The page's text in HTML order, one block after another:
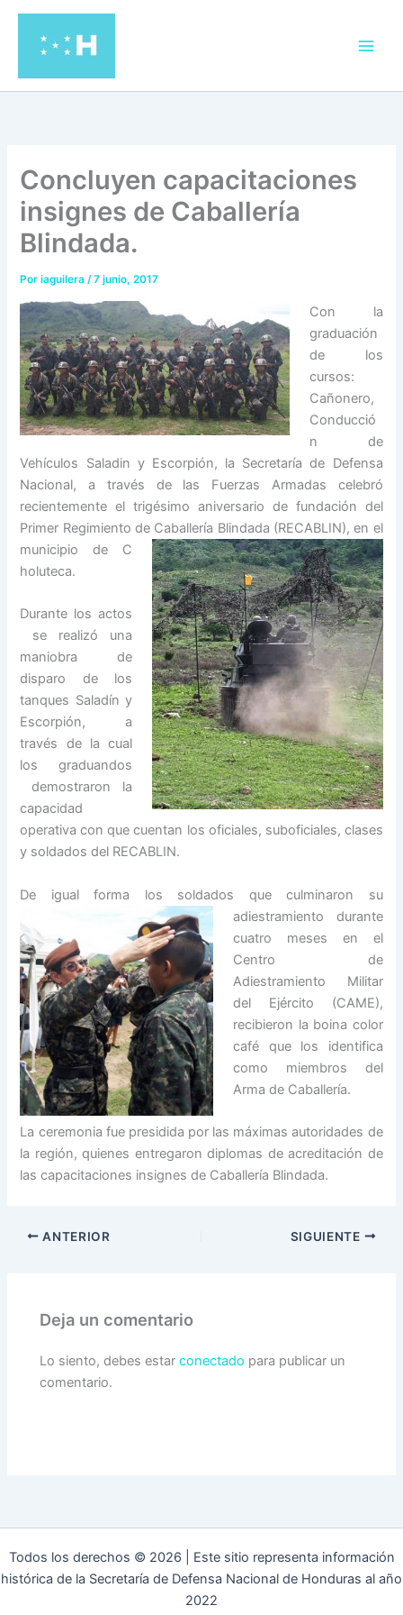
contenido
Concluyen capacitaciones
insignes de Caballería
Blindada.
Poriaguilera/7 junio, 2017
Con la
graduación
de los
cursos:
Cañonero,
Conducció
n de
Vehículos Saladin y Escorpión, la Secretaría de Defensa
Nacional, a través de las Fuerzas Armadas celebró
recientemente el trigésimo aniversario de fundación del
Primer Regimiento de Caballería Blindada (RECABLIN), en el
municipio de C
holuteca.
Durante los actos
se realizó una
maniobra de
disparo de los
tanques Saladín y
Escorpión, a
través de la cual
los graduandos
demostraron la
capacidad
operativa con que cuentan los oficiales, suboficiales, clases
y soldados del RECABLIN.
De igual forma los soldados que culminaron su
adiestramiento durante
cuatro meses en el
Centro de
Adiestramiento Militar
del Ejército (CAME),
recibieron la boina color
café que los identifica
como miembros del
Arma de Caballería.
La ceremonia fue presidida por las máximas autoridades de
la región, quienes entregaron diplomas de acreditación de
las capacitaciones insignes de Caballería Blindada.
ANTERIOR SIGUIENTE
Deja un comentario
Lo siento, debes estarconectado para publicar un
comentario.
Todos los derechos © 2026 | Este sitio representa información
histórica de la Secretaría de Defensa Nacional de Honduras al año
2022